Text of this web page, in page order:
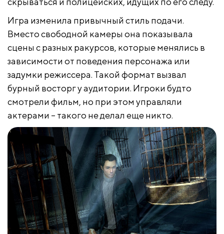
Игра изменила привычный стиль подачи.
Вместо свободной камеры она показывала
сцены с разных ракурсов, которые менялись в
зависимости от поведения персонажа или
задумки режиссера. Такой формат вызвал
бурный восторг у аудитории. Игроки будто
смотрели фильм, но при этом управляли
актерами – такого не делал еще никто.